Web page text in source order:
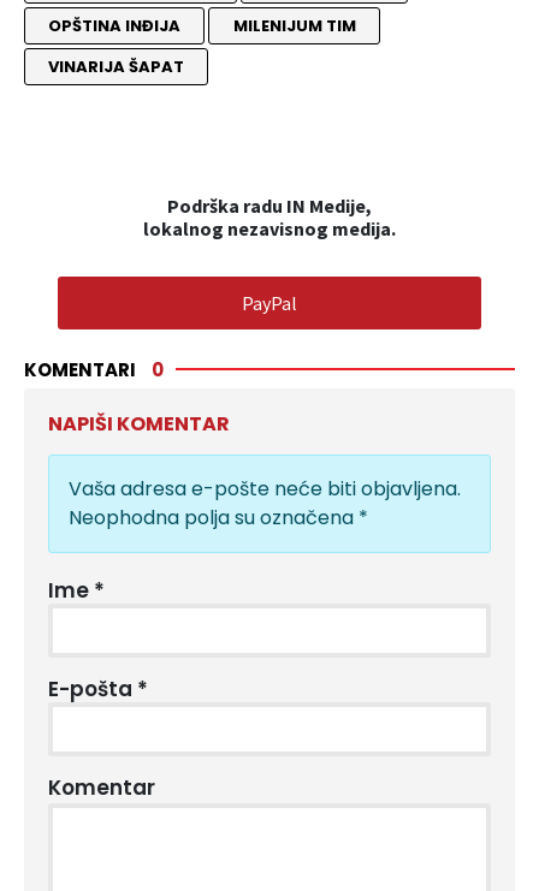
OPŠTINA INĐIJA
MILENIJUM TIM
VINARIJA ŠAPAT
Podrška radu IN Medije,
lokalnog nezavisnog medija.
PayPal
KOMENTARI 0
NAPIŠI KOMENTAR
Vaša adresa e-pošte neće biti objavljena.
Neophodna polja su označena *
Ime *
E-pošta *
Komentar